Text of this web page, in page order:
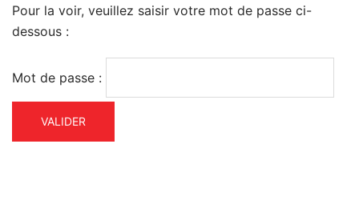
Pour la voir, veuillez saisir votre mot de passe ci-
dessous :
Mot de passe :